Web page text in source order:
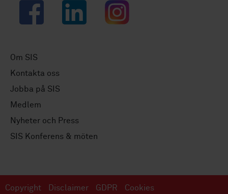
Facebook LinkedIn Instagram
Om SIS
Kontakta oss
Jobba på SIS
Medlem
Nyheter och Press
SIS Konferens & möten
Copyright Disclaimer GDPR Cookies